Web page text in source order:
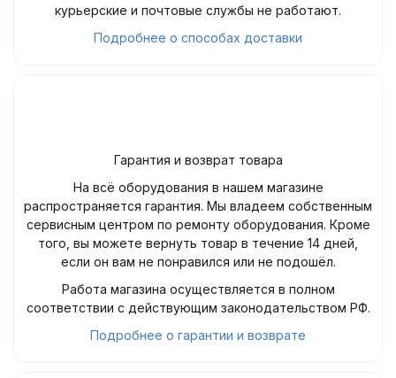
курьерские и почтовые службы не работают.
Подробнее о способах доставки
Гарантия и возврат товара
На всё оборудования в нашем магазине
распространяется гарантия. Мы владеем собственным
сервисным центром по ремонту оборудования. Кроме
того, вы можете вернуть товар в течение 14 дней,
если он вам не понравился или не подошёл.
Работа магазина осуществляется в полном
соответствии с действующим законодательством РФ.
Подробнее о гарантии и возврате